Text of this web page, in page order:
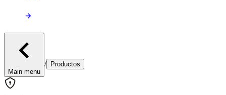
Main menu
/ Productos